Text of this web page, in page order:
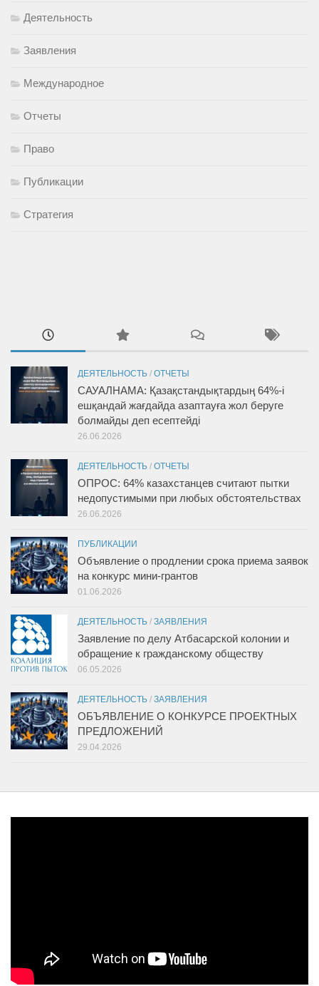
Деятельность
Заявления
Международное
Отчеты
Право
Публикации
Стратегия
ДЕЯТЕЛЬНОСТЬ / ОТЧЕТЫ
САУАЛНАМА: Қазақстандықтардың 64%-і
ешқандай жағдайда азаптауға жол беруге
болмайды деп есептейді
26.06.2026
ДЕЯТЕЛЬНОСТЬ / ОТЧЕТЫ
ОПРОС: 64% казахстанцев считают пытки
недопустимыми при любых обстоятельствах
26.06.2026
ПУБЛИКАЦИИ
Объявление о продлении срока приема заявок
на конкурс мини-грантов
01.06.2026
ДЕЯТЕЛЬНОСТЬ / ЗАЯВЛЕНИЯ
Заявление по делу Атбасарской колонии и
обращение к гражданскому обществу
06.05.2026
ДЕЯТЕЛЬНОСТЬ / ЗАЯВЛЕНИЯ
ОБЪЯВЛЕНИЕ О КОНКУРСЕ ПРОЕКТНЫХ
ПРЕДЛОЖЕНИЙ
29.04.2026